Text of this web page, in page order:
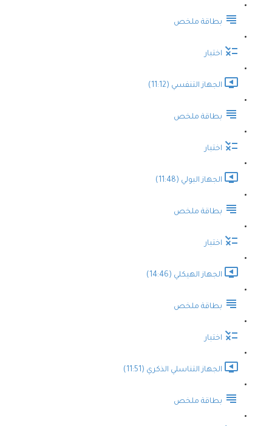
بطاقة ملخص
اختبار
الجهاز التنفسي (11:12)
بطاقة ملخص
اختبار
الجهاز البولي (11:48)
بطاقة ملخص
اختبار
الجهاز الهيكلي (14:46)
بطاقة ملخص
اختبار
الجهاز التناسلي الذكري (11:51)
بطاقة ملخص